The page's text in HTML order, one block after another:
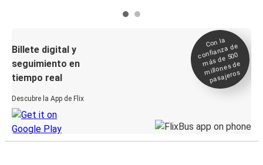
Billete digital y
seguimiento en
tiempo real
Descubre la App de Flix
Con la
confianza de
más de 500
millones de
pasajeros